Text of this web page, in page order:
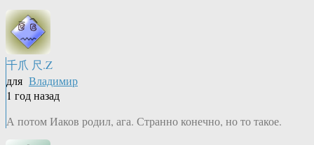
千爪 尺.Z
для Владимир
1 год назад
А потом Иаков родил, ага. Странно конечно, но то такое.